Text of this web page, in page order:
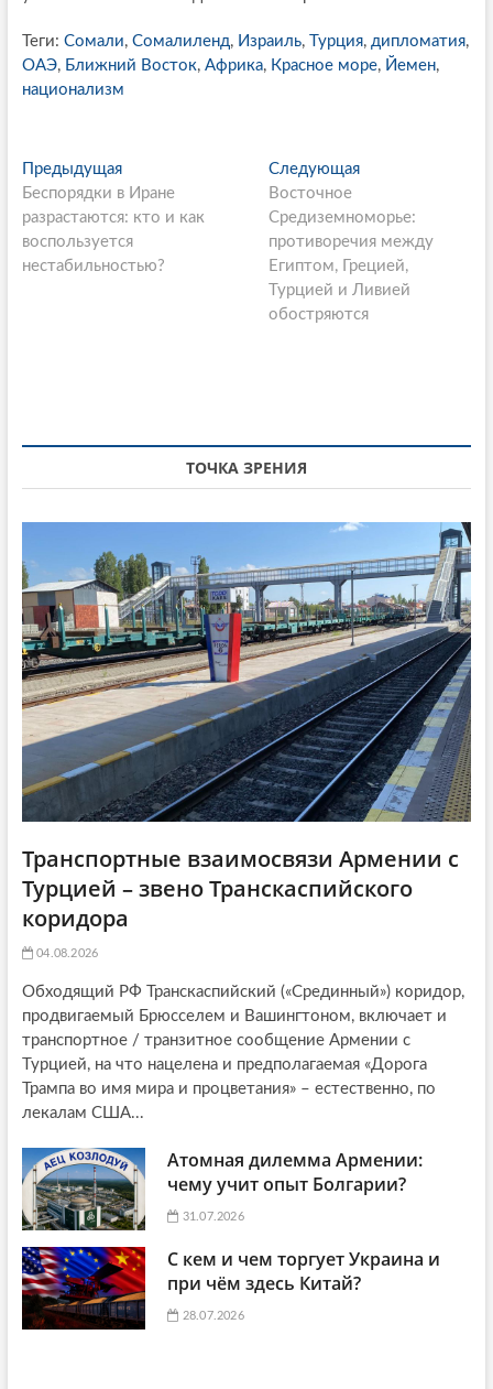
Теги: Сомали, Сомалиленд, Израиль, Турция, дипломатия,
ОАЭ, Ближний Восток, Африка, Красное море, Йемен,
национализм
P
o
s
t
g
a
t
i
o
n
ПредыдущаяП
р
е
д
ы
:
Беспорядки в Иране
разрастаются: кто и как
воспользуется
нестабильностью?
Следующая
е
д
у
ю
щ
:
Восточное
Средиземноморье:
противоречия между
Египтом, Грецией,
Турцией и Ливией
обостряются
ТОЧКА ЗРЕНИЯ
Транспортные взаимосвязи Армении с
Турцией – звено Транскаспийского
коридора
04.08.2026
Обходящий РФ Транскаспийский («Срединный») коридор,
продвигаемый Брюсселем и Вашингтоном, включает и
транспортное / транзитное сообщение Армении с
Турцией, на что нацелена и предполагаемая «Дорога
Трампа во имя мира и процветания» – естественно, по
лекалам США...
Атомная дилемма Армении:
чему учит опыт Болгарии?
31.07.2026
С кем и чем торгует Украина и
при чём здесь Китай?
28.07.2026